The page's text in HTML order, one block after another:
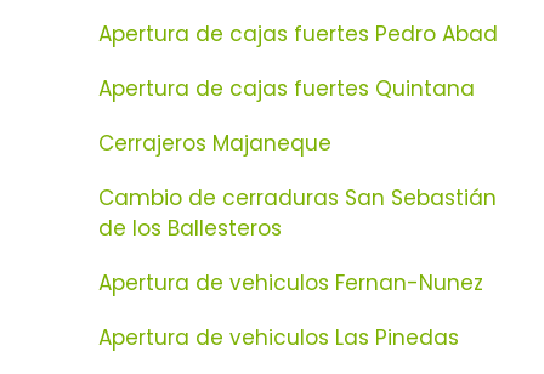
Apertura de cajas fuertes Pedro Abad
Apertura de cajas fuertes Quintana
Cerrajeros Majaneque
Cambio de cerraduras San Sebastián
de los Ballesteros
Apertura de vehiculos Fernan-Nunez
Apertura de vehiculos Las Pinedas